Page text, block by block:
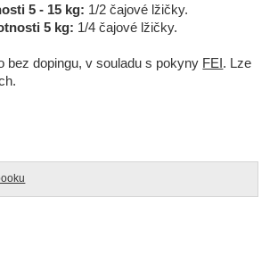
5 - 15 kg: 1/2 čajové lžičky.
5 kg: 1/4 čajové lžičky.
bez dopingu, v souladu s pokyny FEI . Lze